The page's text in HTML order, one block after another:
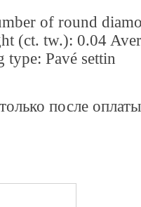
of round
(ct. tw.): 0.04
type: Pavé settin
после оплаты